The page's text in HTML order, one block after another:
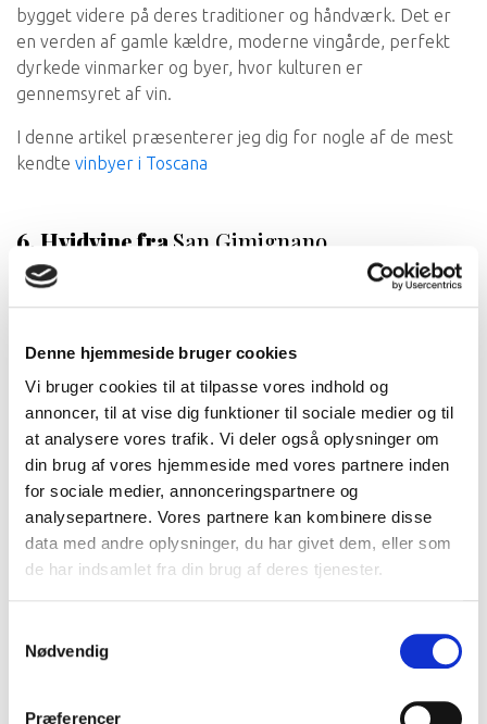
Denne hjemmeside bruger cookies
Vi bruger cookies til at tilpasse vores indhold og
annoncer, til at vise dig funktioner til sociale medier og til
at analysere vores trafik. Vi deler også oplysninger om
din brug af vores hjemmeside med vores partnere inden
for sociale medier, annonceringspartnere og
analysepartnere. Vores partnere kan kombinere disse
data med andre oplysninger, du har givet dem, eller som
de har indsamlet fra din brug af deres tjenester.
Nødvendig
Præferencer
bygget videre på deres traditioner og håndværk. Det er
en verden af ​​gamle kældre, moderne vingårde, perfekt
dyrkede vinmarker og byer, hvor kulturen er
gennemsyret af vin.
I denne artikel præsenterer jeg dig for nogle af de mest
kendte vinbyer i Toscana
6. Hvidvine fra San Gimignano
Vernaccia di San Gimignano DOCGbetragtes som en af ​​
I middelalderen var en meget anerkendt som en af de